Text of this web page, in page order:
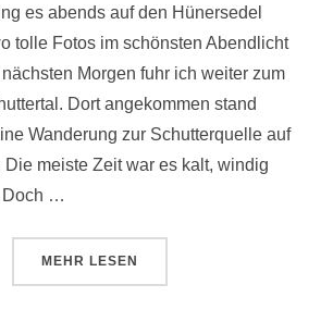
es abends auf den Hünersedel
tolle Fotos im schönsten Abendlicht
Morgen fuhr ich weiter zum
Dort angekommen stand
Wanderung zur Schutterquelle auf
Die meiste Zeit war es kalt, windig
Doch …
MEHR ÜBER „HERBSTLICHER
LESEN